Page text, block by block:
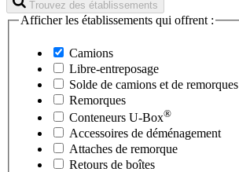
Trouvez des établissements
Afficher les établissements qui offrent :
Camions
Libre-entreposage
Solde de camions et de remorques
Remorques
Conteneurs U-Box®
Accessoires de déménagement
Attaches de remorque
Retours de boîtes